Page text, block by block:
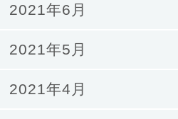
2021年6月
2021年5月
2021年4月